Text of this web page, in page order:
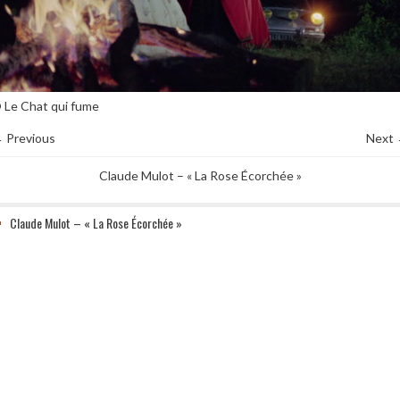
Chat qui fume
Next
Claude Mulot – « La Rose Écorchée »
Claude Mulot – « La Rose Écorchée »